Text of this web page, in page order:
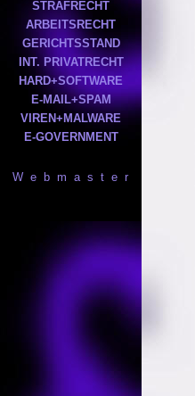
STRAFRECHT
ARBEITSRECHT
GERICHTSSTAND
INT. PRIVATRECHT
HARD+SOFTWARE
E-MAIL+SPAM
VIREN+MALWARE
E-GOVERNMENT
W e b m a s t e r